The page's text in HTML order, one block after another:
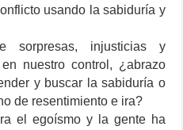
usando la sabiduría y
injusticias y
nuestro control, ¿abrazo
y buscar la sabiduría o
de resentimiento e ira?
el egoísmo y la gente ha